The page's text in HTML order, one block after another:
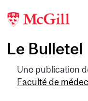
Le Bulletel
Une publication
Faculté de